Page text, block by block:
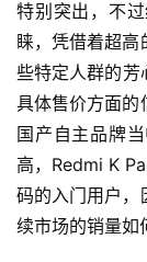
特别突出，不
睐，凭借着超
些特定人群的芳
具体售价方面的
国产自主品牌
高，Redmi K
码的入门用户，
续市场的销量如